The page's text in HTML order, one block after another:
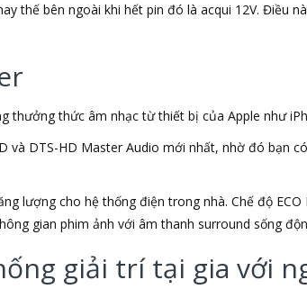
thế bên ngoài khi hết pin đó là acqui 12V. Điều
thưởng thức âm nhạc từ thiết bị của Apple như
và DTS-HD Master Audio mới nhất, nhờ đó bạn
lượng cho hệ thống điện trong nhà. Chế độ
gian phim ảnh với âm thanh surround sống
giải trí tại gia với